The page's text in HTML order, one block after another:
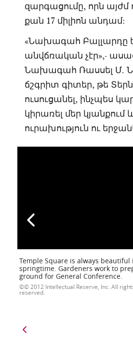
զարգացումը, որն այժմ
քան 17 միլիոն անդամ:
«Նախագահ Բալլարդը
անվճռական չէր»,-
Նախագահ Ռասսել Մ.
ճշգրիտ գիտեր, թե Տերն
ուսուցանել, ինչպես
կիրառել մեր կյանքում
ուրախություն ու
Temple Square is always beautiful
springtime. Gardeners work to
ground for General Conference.
© 2012 Intellectual Reserve, Inc. All
reserved.